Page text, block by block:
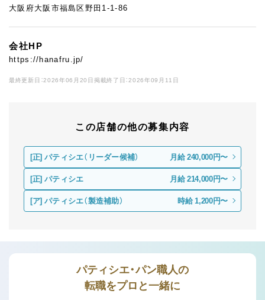
大阪府大阪市福島区野田1-1-86
会社HP
https://hanafru.jp/
最終更新日：2026年06月20日 掲載終了日：2026年09月11日
この店舗の他の募集内容
[正] パティシエ（リーダー候補） 月給 240,000円〜
[正] パティシエ 月給 214,000円〜
[ア] パティシエ（製造補助） 時給 1,200円〜
パティシエ・パン職人の
転職をプロと一緒に